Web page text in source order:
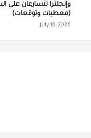
وإنجلترا تتسارعان على
(معطيات وتوقعات)
July 16, 2026